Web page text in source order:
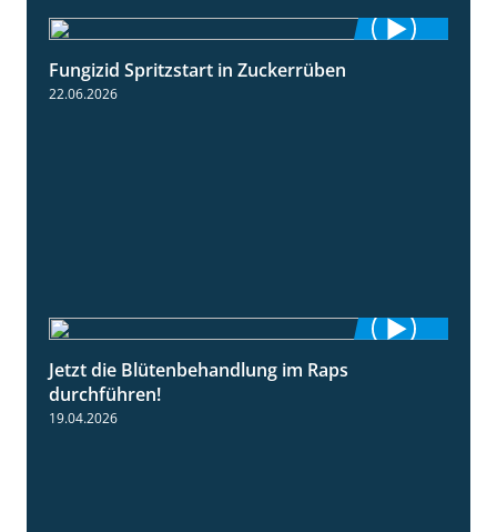
Fungizid Spritzstart in Zuckerrüben
22.06.2026
Jetzt die Blütenbehandlung im Raps
durchführen!
19.04.2026